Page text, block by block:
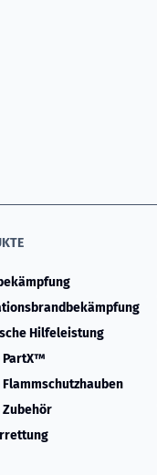
Hilfeleistung
PartX™
Flammschutzhauben
Zubehör